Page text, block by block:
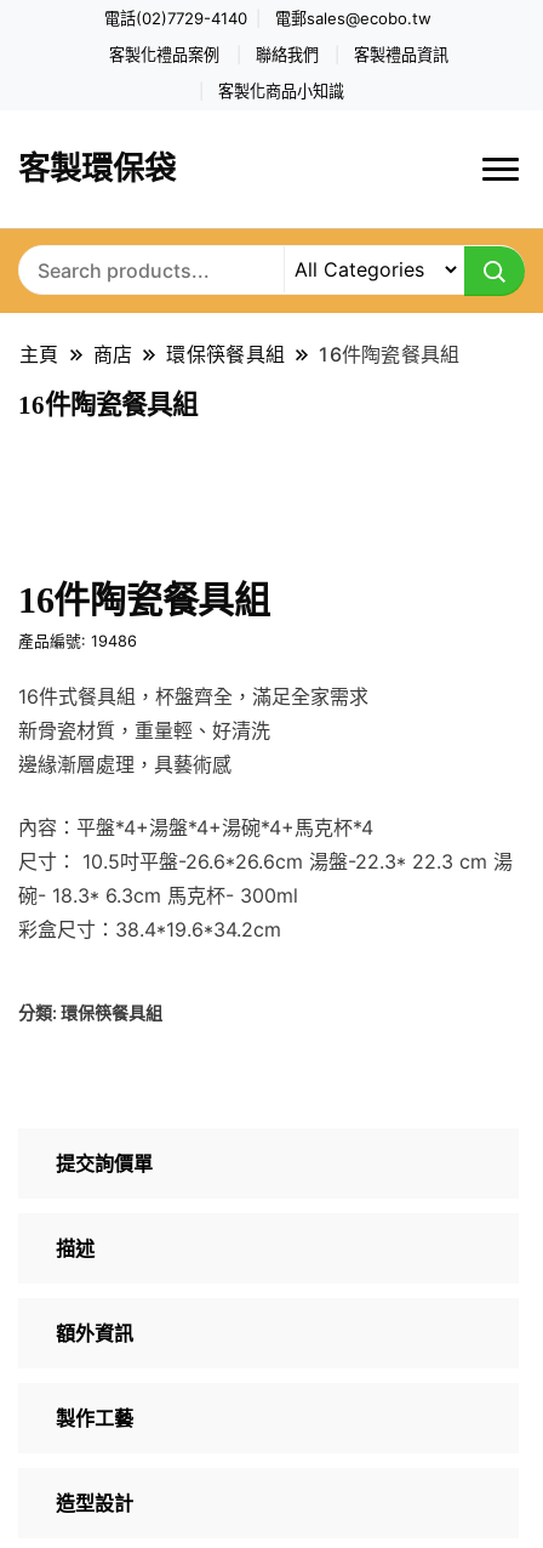
電話(02)7729-4140 電郵sales@ecobo.tw
客製化禮品案例 聯絡我們 客製禮品資訊
客製化商品小知識
客製環保袋
主頁 商店 環保筷餐具組 16件陶瓷餐具組
16件陶瓷餐具組
16件陶瓷餐具組
產品編號: 19486
16件式餐具組，杯盤齊全，滿足全家需求
新骨瓷材質，重量輕、好清洗
邊緣漸層處理，具藝術感
內容：平盤*4+湯盤*4+湯碗*4+馬克杯*4
尺寸： 10.5吋平盤-26.6*26.6cm 湯盤-22.3* 22.3 cm 湯
碗- 18.3* 6.3cm 馬克杯- 300ml
彩盒尺寸：38.4*19.6*34.2cm
分類: 環保筷餐具組
提交詢價單
描述
額外資訊
製作工藝
造型設計